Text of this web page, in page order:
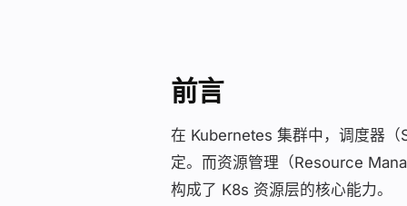
前言
在 Kubernetes 集群中，调度器
定。而资源管理（Resource
构成了 K8s 资源层的核心能力。